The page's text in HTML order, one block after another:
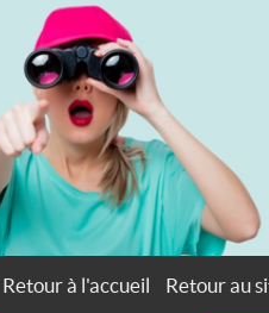
Retour à l'accueil Retour au